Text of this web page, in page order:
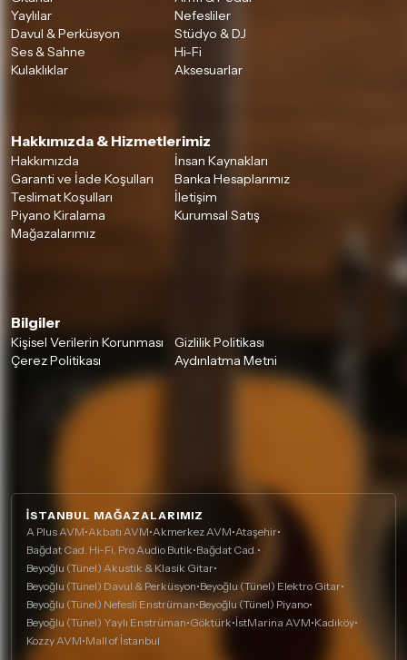
Yaylılar
Nefesliler
Davul & Perküsyon
Stüdyo & DJ
Ses & Sahne
Hi-Fi
Kulaklıklar
Aksesuarlar
Hakkımızda & Hizmetlerimiz
Hakkımızda
İnsan Kaynakları
Garanti ve İade Koşulları
Banka Hesaplarımız
Teslimat Koşulları
İletişim
Piyano Kiralama
Kurumsal Satış
Mağazalarımız
Bilgiler
Kişisel Verilerin Korunması
Gizlilik Politikası
Çerez Politikası
Aydınlatma Metni
İSTANBUL MAĞAZALARIMIZ
A Plus AVM•Akbatı AVM•Akmerkez AVM•Ataşehir•
Bağdat Cad. Hi-Fi, Pro Audio Butik•Bağdat Cad.•
Beyoğlu (Tünel) Akustik & Klasik Gitar•
Beyoğlu (Tünel) Davul & Perküsyon•Beyoğlu (Tünel) Elektro Gitar•
Beyoğlu (Tünel) Nefesli Enstrüman•Beyoğlu (Tünel) Piyano•
Beyoğlu (Tünel) Yaylı Enstrüman•Göktürk•İstMarina AVM•Kadıköy•
Kozzy AVM•Mall of İstanbul